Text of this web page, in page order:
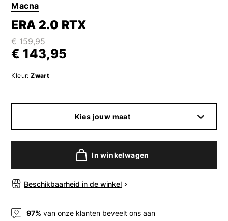
Macna
ERA 2.0 RTX
€ 159,95
€ 143,95
Kleur: Zwart
Kies jouw maat
In winkelwagen
Beschikbaarheid in de winkel
97% van onze klanten beveelt ons aan